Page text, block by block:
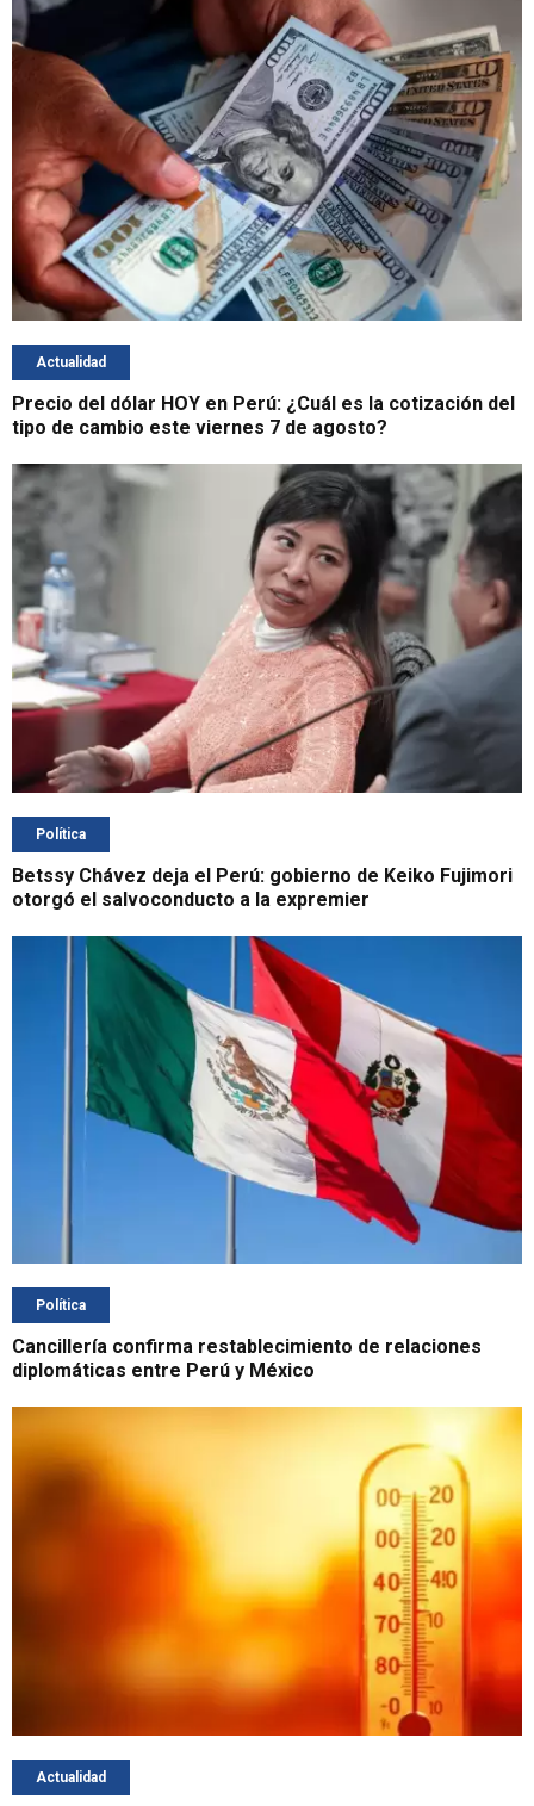
Actualidad
Precio del dólar HOY en Perú: ¿Cuál es la cotización del
tipo de cambio este viernes 7 de agosto?
Política
Betssy Chávez deja el Perú: gobierno de Keiko Fujimori
otorgó el salvoconducto a la expremier
Política
Cancillería confirma restablecimiento de relaciones
diplomáticas entre Perú y México
Actualidad